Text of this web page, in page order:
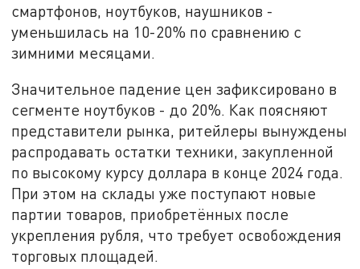
смартфонов, ноутбуков, наушников -
уменьшилась на 10-20% по сравнению с
зимними месяцами.
Значительное падение цен зафиксировано в
сегменте ноутбуков - до 20%. Как поясняют
представители рынка, ритейлеры вынуждены
распродавать остатки техники, закупленной
по высокому курсу доллара в конце 2024 года.
При этом на склады уже поступают новые
партии товаров, приобретённых после
укрепления рубля, что требует освобождения
торговых площадей.